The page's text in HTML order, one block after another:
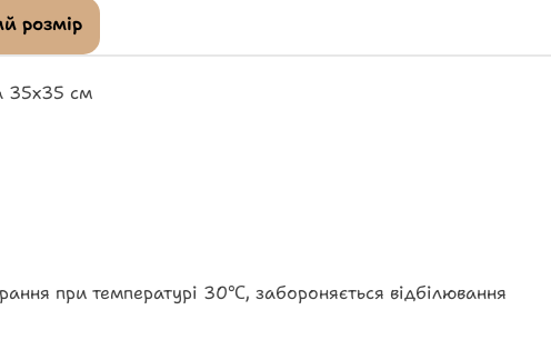
розмір
35х35 см
при температурі 30℃, забороняється відбілювання